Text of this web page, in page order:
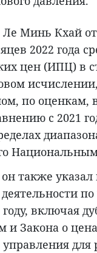
Минь Кхай
2022 года
цен (ИПЦ) в
по оценкам,
с 2021
также указал
деятельности
включая
и Закона о